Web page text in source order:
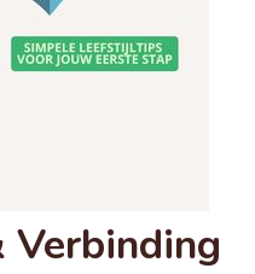
Verbinding